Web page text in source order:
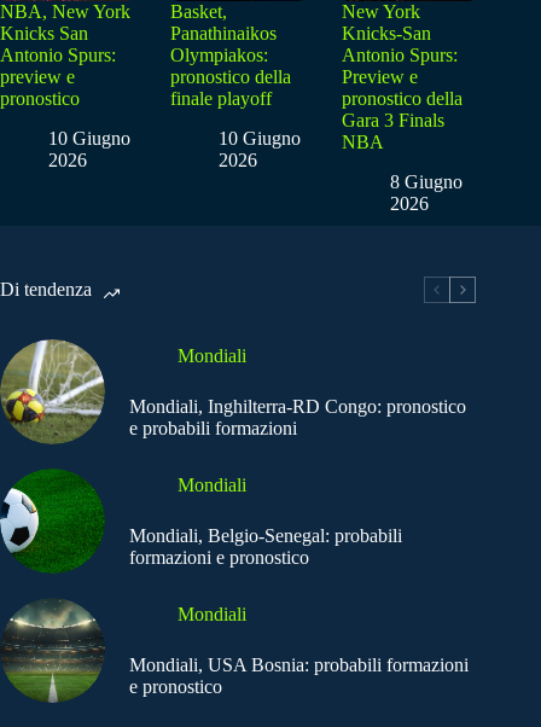
NBA, New York
Knicks San
Antonio Spurs:
preview e
pronostico
10 Giugno
2026
Basket,
Panathinaikos
Olympiakos:
pronostico della
finale playoff
10 Giugno
2026
New York
Knicks-San
Antonio Spurs:
Preview e
pronostico della
Gara 3 Finals
NBA
8 Giugno
2026
Di tendenza
Mondiali
Mondiali, Inghilterra-RD Congo: pronostico
e probabili formazioni
Mondiali
Mondiali, Belgio-Senegal: probabili
formazioni e pronostico
Mondiali
Mondiali, USA Bosnia: probabili formazioni
e pronostico